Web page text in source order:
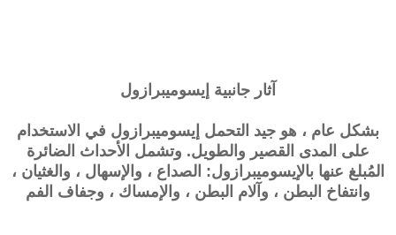
آثار جانبية إيسوميبرازول
بشكل عام ، هو جيد التحمل إيسوميبرازول في الاستخدام
على المدى القصير والطويل. وتشمل الأحداث الضائرة
المُبلغ عنها بالإيسوميبرازول: الصداع ، والإسهال ، والغثيان ،
وانتفاخ البطن ، وآلام البطن ، والإمساك ، وجفاف الفم